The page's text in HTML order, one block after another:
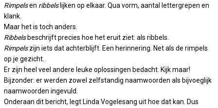
Rimpelsen ribbelslijken op elkaar. Qua vorm, aantal lettergrepen en
klank.
Maar het is toch anders.
Ribbelsbeschrijft precies hoe het eruit ziet: als ribbels.
Rimpelszijn iets dat achterblijft. Een herinnering. Net als de rimpels
op je gezicht.
Er zijn heel veel andere leuke oplossingen bedacht. Kijk maar!
Bijzonder: er werden zowel zelfstandig naamwoorden als bijvoeglijk
naamwoorden ingevuld.
Onderaan dit bericht, legt Linda Vogelesang uit hoe dat kan. Dus